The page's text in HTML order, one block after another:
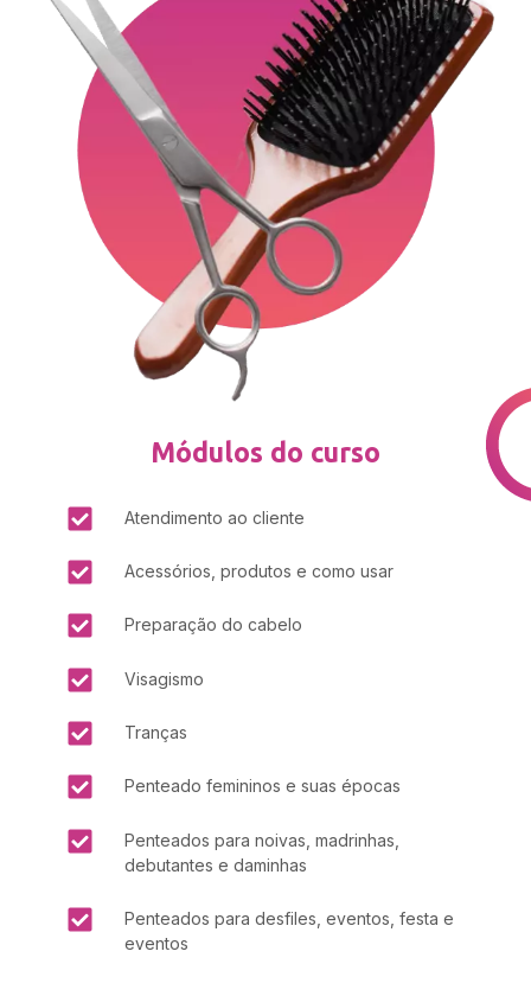
Módulos do curso
Atendimento ao cliente
Acessórios, produtos e como usar
Preparação do cabelo
Visagismo
Tranças
Penteado femininos e suas épocas
Penteados para noivas, madrinhas,
debutantes e daminhas
Penteados para desfiles, eventos, festa e
eventos